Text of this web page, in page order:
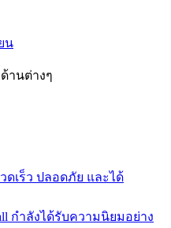
น
านต่างๆ
เร็ว ปลอดภัย และได้
กำลังได้รับความนิยมอย่าง